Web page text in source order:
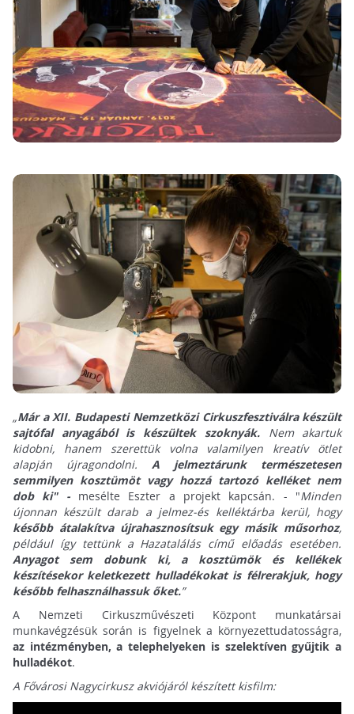
„Már a XII. Budapesti Nemzetközi Cirkuszfesztiválra készült
sajtófal anyagából is készültek szoknyák.Nem akartuk
kidobni, hanem szerettük volna valamilyen kreatív ötlet
alapján újragondolni. A jelmeztárunk természetesen
semmilyen kosztümöt vagy hozzá tartozó kelléket nem
dob ki" - mesélte Eszter a projekt kapcsán. - "Minden
újonnan készült darab a jelmez-és kelléktárba kerül, hogy
később átalakítva újrahasznosítsuk egy másik műsorhoz,
például így tettünk a Hazatalálás című előadás esetében.
Anyagot sem dobunk ki, a kosztümök és kellékek
készítésekor keletkezett hulladékokat is félrerakjuk, hogy
később felhasználhassuk őket.”
A Nemzeti Cirkuszművészeti Központ munkatársai
munkavégzésük során is figyelnek a környezettudatosságra,
az intézményben, a telephelyeken is szelektíven gyűjtik a
hulladékot.
A Fővárosi Nagycirkusz akviójáról készített kisfilm: